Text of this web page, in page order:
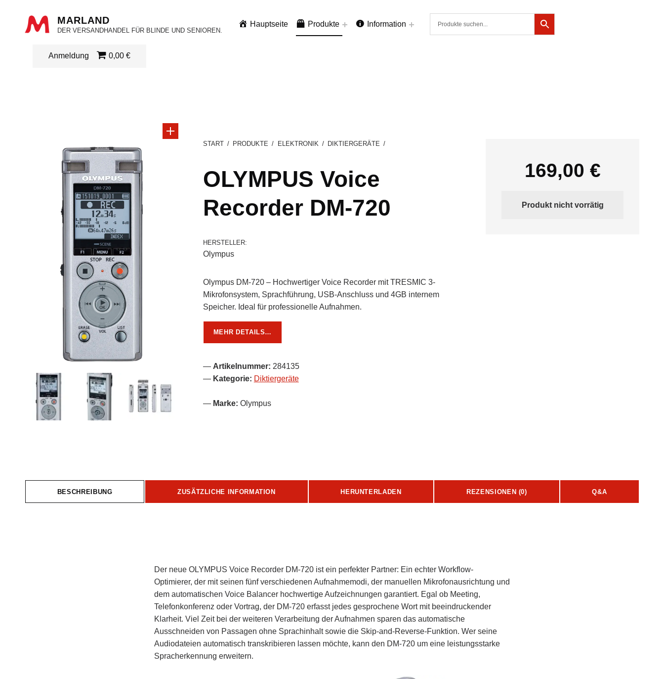
MARLAND
DER VERSANDHANDEL FÜR BLINDE UND SENIOREN.
Hauptseite Produkte Information
Anmeldung 0,00 €
START / PRODUKTE / ELEKTRONIK / DIKTIERGERÄTE /
OLYMPUS Voice
Recorder DM-720
HERSTELLER:
Olympus
Olympus DM-720 – Hochwertiger Voice Recorder mit TRESMIC 3-
Mikrofonsystem, Sprachführung, USB-Anschluss und 4GB internem
Speicher. Ideal für professionelle Aufnahmen.
MEHR DETAILS…
Artikelnummer: 284135
Kategorie: Diktiergeräte
Marke: Olympus
169,00 €
Produkt nicht vorrätig
BESCHREIBUNG ZUSÄTZLICHE INFORMATION HERUNTERLADEN REZENSIONEN (0) Q&A
Der neue OLYMPUS Voice Recorder DM-720 ist ein perfekter Partner: Ein echter Workflow-
Optimierer, der mit seinen fünf verschiedenen Aufnahmemodi, der manuellen Mikrofonausrichtung und
dem automatischen Voice Balancer hochwertige Aufzeichnungen garantiert. Egal ob Meeting,
Telefonkonferenz oder Vortrag, der DM-720 erfasst jedes gesprochene Wort mit beeindruckender
Klarheit. Viel Zeit bei der weiteren Verarbeitung der Aufnahmen sparen das automatische
Ausschneiden von Passagen ohne Sprachinhalt sowie die Skip-and-Reverse-Funktion. Wer seine
Audiodateien automatisch transkribieren lassen möchte, kann den DM-720 um eine leistungsstarke
Spracherkennung erweitern.